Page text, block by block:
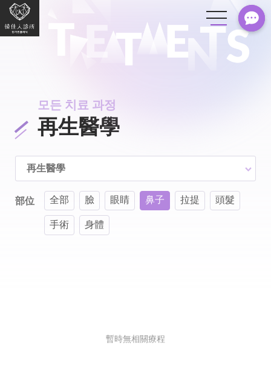
모든 치료 과정
再生醫學
再生醫學
部位 全部 臉 眼睛 鼻子 拉提 頭髮
手術 身體
暫時無相關療程